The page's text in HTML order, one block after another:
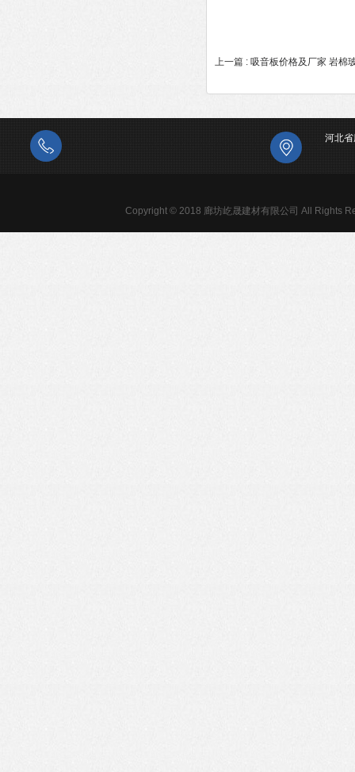
上一篇 : 吸音板价格及厂家 岩棉
河北
Copyright © 2018 廊坊屹晟建材有限公司 All Rights